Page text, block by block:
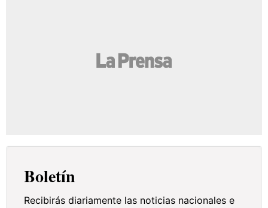
Boletín
Recibirás diariamente las noticias nacionales e